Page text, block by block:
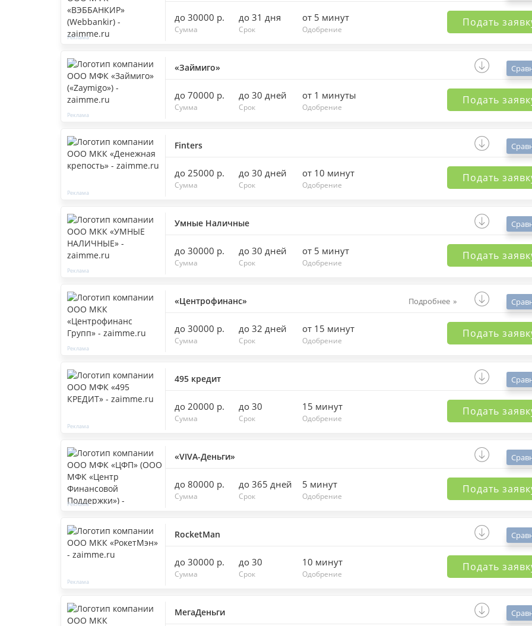
до 30000 р.
Сумма
до 31 дня
Срок
от 5 минут
Одобрение
Подать
«Займиго»
до 70000 р.
Сумма
до 30 дней
Срок
от 1 минуты
Одобрение
Подать
Finters
до 25000 р.
Сумма
до 30 дней
Срок
от 10 минут
Одобрение
Подать
Умные Наличные
до 30000 р.
Сумма
до 30 дней
Срок
от 5 минут
Одобрение
Подать
«Центрофинанс» Подробнее
до 30000 р.
Сумма
до 32 дней
Срок
от 15 минут
Одобрение
Подать
495 кредит
до 20000 р.
Сумма
до 30
Срок
15 минут
Одобрение
Подать
«VIVA-Деньги»
до 80000 р.
Сумма
до 365 дней
Срок
5 минут
Одобрение
Подать
RocketMan
до 30000 р.
Сумма
до 30
Срок
10 минут
Одобрение
Подать
МегаДеньги